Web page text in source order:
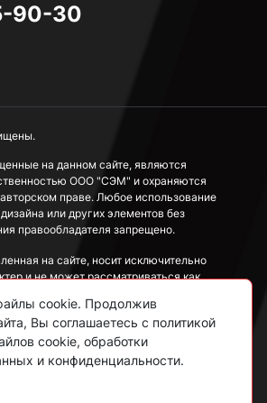
90-30
на данном сайте, являются
ООО "СЭМ" и охраняются
праве. Любое использование
или других элементов без
правообладателя запрещено.
на сайте, носит исключительно
и не может рассматриваться как
данных
cookie. Продолжив
Вы соглашаетесь с политикой
cookie, обработки
и конфиденциальности.